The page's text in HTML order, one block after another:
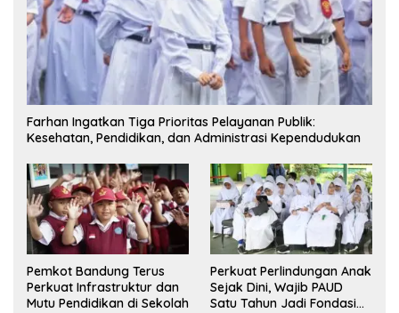
Farhan Ingatkan Tiga Prioritas Pelayanan Publik:
Kesehatan, Pendidikan, dan Administrasi Kependudukan
Pemkot Bandung Terus
Perkuat Infrastruktur dan
Mutu Pendidikan di Sekolah
Perkuat Perlindungan Anak
Sejak Dini, Wajib PAUD
Satu Tahun Jadi Fondasi